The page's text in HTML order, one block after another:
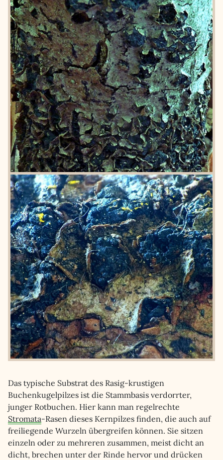
Das typische Substrat des Rasig-krustigen
Buchenkugelpilzes ist die Stammbasis verdorrter,
junger Rotbuchen. Hier kann man regelrechte
Stromata-Rasen dieses Kernpilzes finden, die auch auf
freiliegende Wurzeln übergreifen können. Sie sitzen
einzeln oder zu mehreren zusammen, meist dicht an
dicht, brechen unter der Rinde hervor und drücken